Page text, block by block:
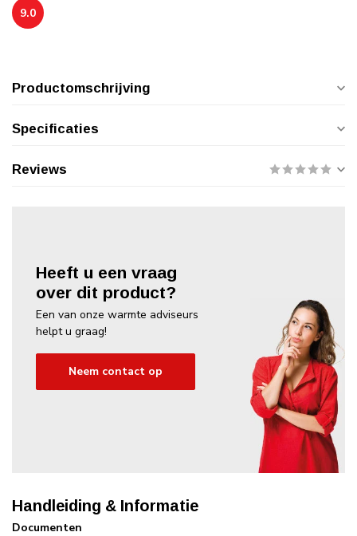
9.0
Productomschrijving
Specificaties
Reviews
Heeft u een vraag
over dit product?
Een van onze warmte adviseurs
helpt u graag!
Neem contact op
Handleiding & Informatie
Documenten